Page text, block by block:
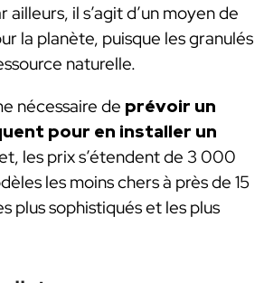
ailleurs, il s’agit d’un moyen de
la planète, puisque les granulés
naturelle.
nécessaire de prévoir un
pour en installer un
les prix s’étendent de 3 000
les moins chers à près de 15
plus sophistiqués et les plus